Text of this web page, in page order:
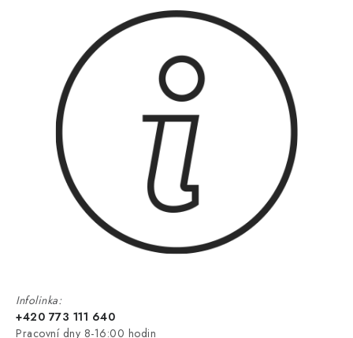
Infolinka:
+420 773 111 640
Pracovní dny 8-16:00 hodin